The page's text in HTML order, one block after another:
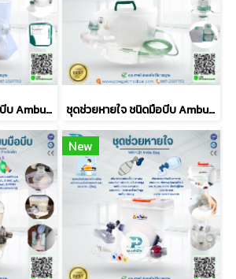
ชุดช่วยหายใจ ชนิดมือบีบ Ambu Bag รุ่น MR-100 PLUS RESUSCITATOR ยี่ห้อ Galemed ชุดช่วยหายใจ ชนิดมือบีบ Ambu Bag RESCU-7 SILICONE RESUSCITATOR ยี่ห้อ Galemed
New